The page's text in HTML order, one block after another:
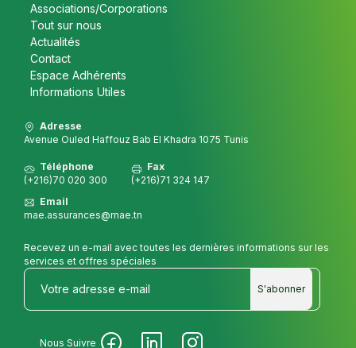
Associations/Corporations
Tout sur nous
Actualités
Contact
Espace Adhérents
Informations Utiles
Adresse
Avenue Ouled Haffouz Bab El Khadra 1075 Tunis
Téléphone
(+216)70 020 300
Fax
(+216)71 324 147
Email
mae.assurances@mae.tn
Recevez un e-mail avec toutes les dernières informations sur les
services et offres spéciales
S'abonner
Nous Suivre